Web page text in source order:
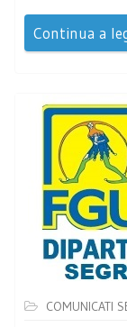
Continua a
COMUNICATI